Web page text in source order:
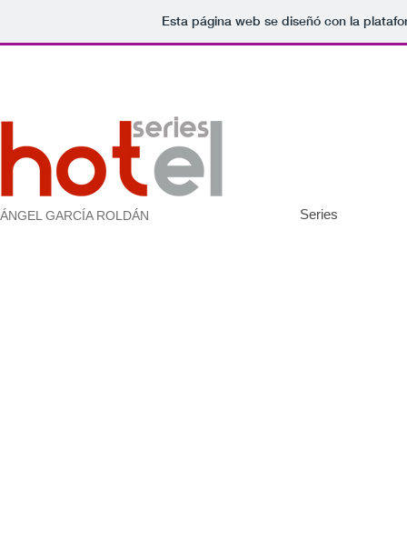
Esta página web se diseñó con la
ÁNGEL GARCÍA ROLDÁN Series